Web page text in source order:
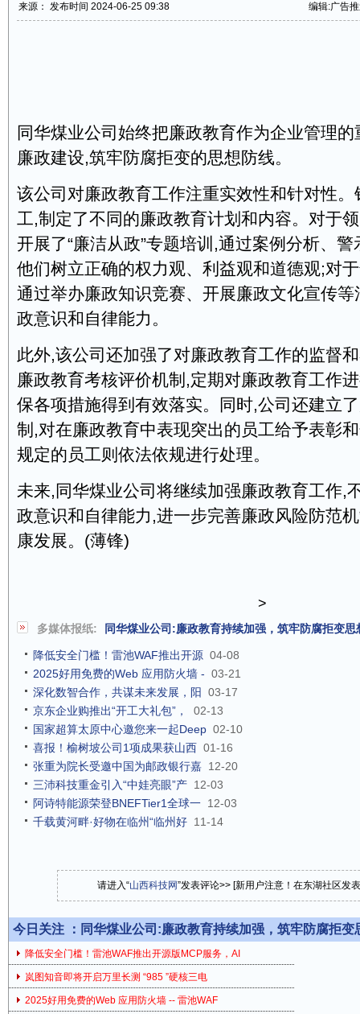
来源： 发布时间 2024-06-25 09:38 编辑:广告
同华煤业公司始终把廉政教育作为企业管理
廉政建设,筑牢防腐拒变的思想防线。
该公司对廉政教育工作注重实效性和针对性
工,制定了不同的廉政教育计划和内容。对于
开展了“廉洁从政”专题培训,通过案例分析、
他们树立正确的权力观、利益观和道德观;对
通过举办廉政知识竞赛、开展廉政文化宣传
政意识和自律能力。
此外,该公司还加强了对廉政教育工作的监督
廉政教育考核评价机制,定期对廉政教育工作
保各项措施得到有效落实。同时,公司还建立
制,对在廉政教育中表现突出的员工给予表彰
规定的员工则依法依规进行处理。
未来,同华煤业公司将继续加强廉政教育工作,
政意识和自律能力,进一步完善廉政风险防范
康发展。(薄锋)
>
多媒体报纸: 同华煤业公司:廉政教育持续加强，筑牢防腐拒变思
降低安全门槛！雷池WAF推出开源 04-08
2025好用免费的Web 应用防火墙 - 03-21
深化数智合作，共谋未来发展，阳 03-17
京东企业购推出“开工大礼包”，
02-13
国家超算太原中心邀您来一起Deep 02-10
喜报！榆树坡公司1项成果获山西 01-16
张重为院长受邀中国为邮政银行嘉 12-20
三沛科技重金引入“中娃亮眼”产 12-03
阿诗特能源荣登BNEFTier1全球一 12-03
千载黄河畔·好物在临州“临州好 11-14
请进入“山西科技网”发表评论>> [新用户注意！在东湖社区发
今日关注 ： 同华煤业公司:廉政教育持续加强，筑牢防腐拒变
降低安全门槛！雷池WAF推出开源版MCP服务，AI
岚图知音即将开启万里长测 “985 ”硬核三电
2025好用免费的Web 应用防火墙 -- 雷池WAF